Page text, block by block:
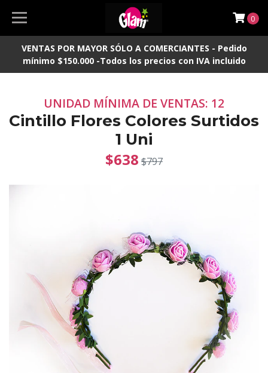
VENTAS POR MAYOR SÓLO A COMERCIANTES - Pedido
mínimo $150.000 -Todos los precios con IVA incluido
0
UNIDAD MÍNIMA DE VENTAS: 12
Cintillo Flores Colores Surtidos
1 Uni
$638 $797